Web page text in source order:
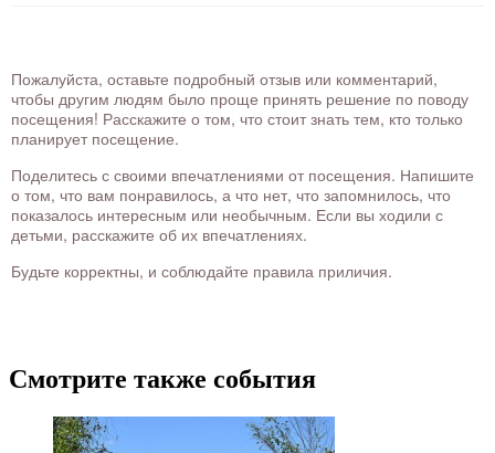
Пожалуйста, оставьте подробный отзыв или комментарий,
чтобы другим людям было проще принять решение по поводу
посещения! Расскажите о том, что стоит знать тем, кто только
планирует посещение.
Поделитесь с своими впечатлениями от посещения. Напишите
о том, что вам понравилось, а что нет, что запомнилось, что
показалось интересным или необычным. Если вы ходили с
детьми, расскажите об их впечатлениях.
Будьте корректны, и соблюдайте правила приличия.
Смотрите также события